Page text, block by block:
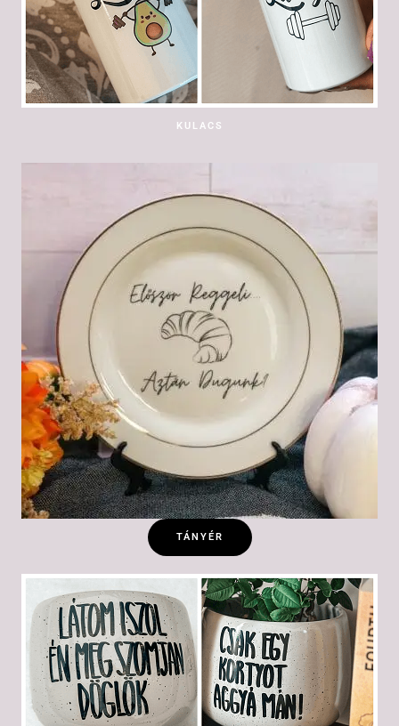
KULACS
TÁNYÉR